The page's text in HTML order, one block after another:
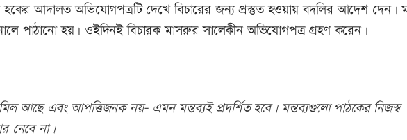
হকের আদালত অভিযোগপত্রটি দেখে বিচারের জন্য প্রস্তুত হওয়ায় বদলির আদেশ দেন।
পাঠানো হয়। ওইদিনই বিচারক মাসরুর সালেকীন অভিযোগপত্র গ্রহণ করেন।
আছে এবং আপত্তিজনক নয়- এমন মন্তব্যই প্রদর্শিত হবে। মন্তব্যগুলো পাঠকের নিজস্ব
নেবে না।